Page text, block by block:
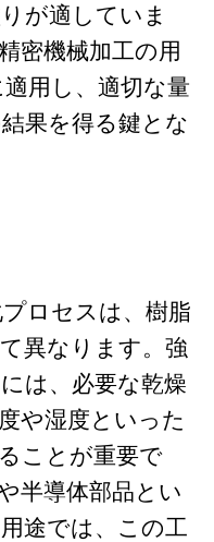
が適していま
密機械加工の用
用し、適切な量
果を得る鍵とな
ロセスは、樹脂
異なります。強
は、必要な乾燥
や湿度といった
ことが重要で
半導体部品とい
途では、この工